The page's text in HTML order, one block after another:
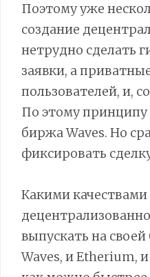
Поэтому уже
создание
нетрудно сделать
заявки, а
пользователей, и,
По этому принципу
биржа Waves. Но
фиксировать
Какими
выпускать на
Waves, и Etherium,